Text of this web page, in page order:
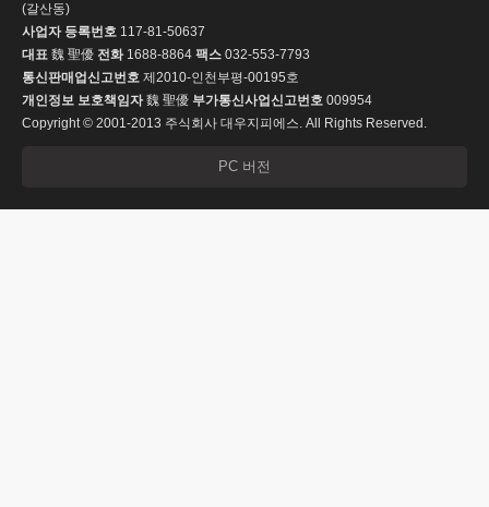
(갈산동)
사업자 등록번호 117-81-50637
대표 魏 聖優 전화1688-8864 팩스 032-553-7793
통신판매업신고번호 제2010-인천부평-00195호
개인정보 보호책임자魏 聖優 부가통신사업신고번호 009954
Copyright © 2001-2013 주식회사 대우지피에스. All Rights Reserved.
PC 버전